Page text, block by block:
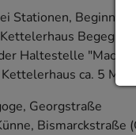
Stationen, Beginn
Haltestelle
ca. 5
Georgstraße
Bismarckstraße